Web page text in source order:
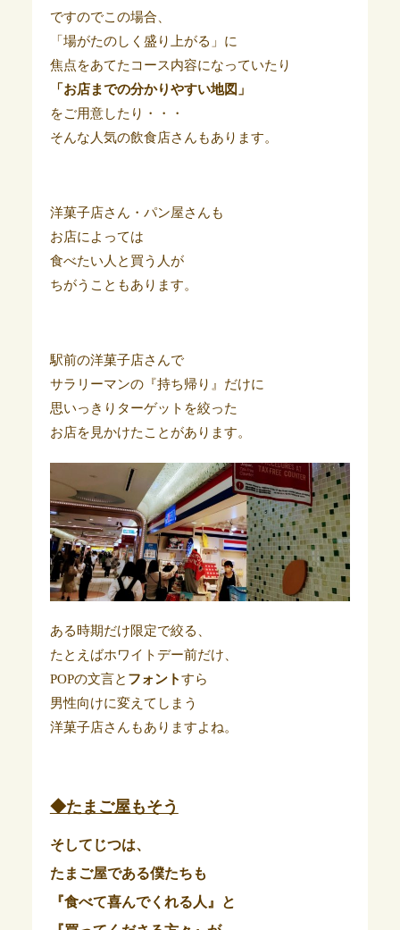
ですのでこの場合、
「場がたのしく盛り上がる」に
焦点をあてたコース内容になっていたり
「お店までの分かりやすい地図」
をご用意したり・・・
そんな人気の飲食店さんもあります。
洋菓子店さん・パン屋さんも
お店によっては
食べたい人と買う人が
ちがうこともあります。
駅前の洋菓子店さんで
サラリーマンの『持ち帰り』だけに
思いっきりターゲットを絞った
お店を見かけたことがあります。
ある時期だけ限定で絞る、
たとえばホワイトデー前だけ、
POPの文言と フォントすら
男性向けに変えてしまう
洋菓子店さんもありますよね。
◆たまご屋もそう
そしてじつは、
たまご屋である僕たちも
『食べて喜んでくれる人』と